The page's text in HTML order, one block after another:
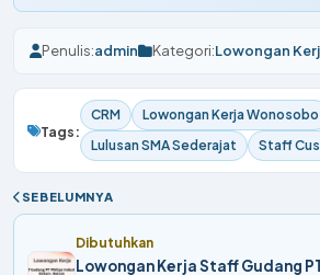
Penulis:admin Kategori:Lowongan
Tags:
CRM
Lowongan Kerja Wonosobo
Lulusan SMA Sederajat
Staff
SEBELUMNYA
Dibutuhkan
Lowongan Kerja Staff Gudang